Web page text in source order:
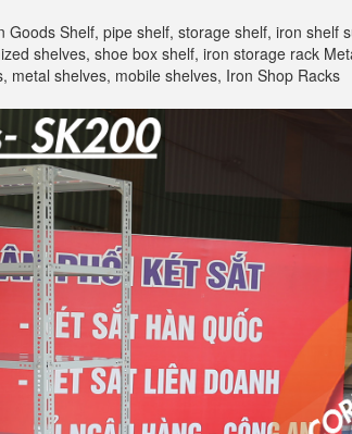
Shelf, pipe shelf, storage shelf, iron
shelves, shoe box shelf, iron storage rack
metal shelves, mobile shelves, Iron Shop Racks